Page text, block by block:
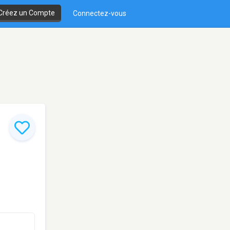
un Compte Connectez-vous